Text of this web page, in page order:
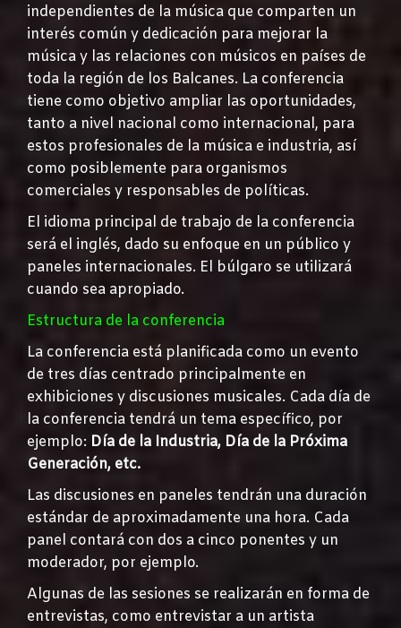
independientes de la música que comparten un
interés común y dedicación para mejorar la
música y las relaciones con músicos en países de
toda la región de los Balcanes. La conferencia
tiene como objetivo ampliar las oportunidades,
tanto a nivel nacional como internacional, para
estos profesionales de la música e industria, así
como posiblemente para organismos
comerciales y responsables de políticas.
El idioma principal de trabajo de la conferencia
será el inglés, dado su enfoque en un público y
paneles internacionales. El búlgaro se utilizará
cuando sea apropiado.
Estructura de la conferencia
La conferencia está planificada como un evento
de tres días centrado principalmente en
exhibiciones y discusiones musicales. Cada día de
la conferencia tendrá un tema específico, por
ejemplo: Día de la Industria, Día de la Próxima
Generación, etc.
Las discusiones en paneles tendrán una duración
estándar de aproximadamente una hora. Cada
panel contará con dos a cinco ponentes y un
moderador, por ejemplo.
Algunas de las sesiones se realizarán en forma de
entrevistas, como entrevistar a un artista